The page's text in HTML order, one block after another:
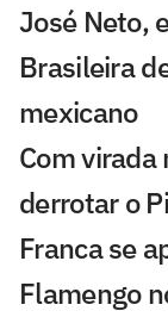
José Neto,
Brasileira
mexicano
Com virada
derrotar o
Franca se
Flamengo